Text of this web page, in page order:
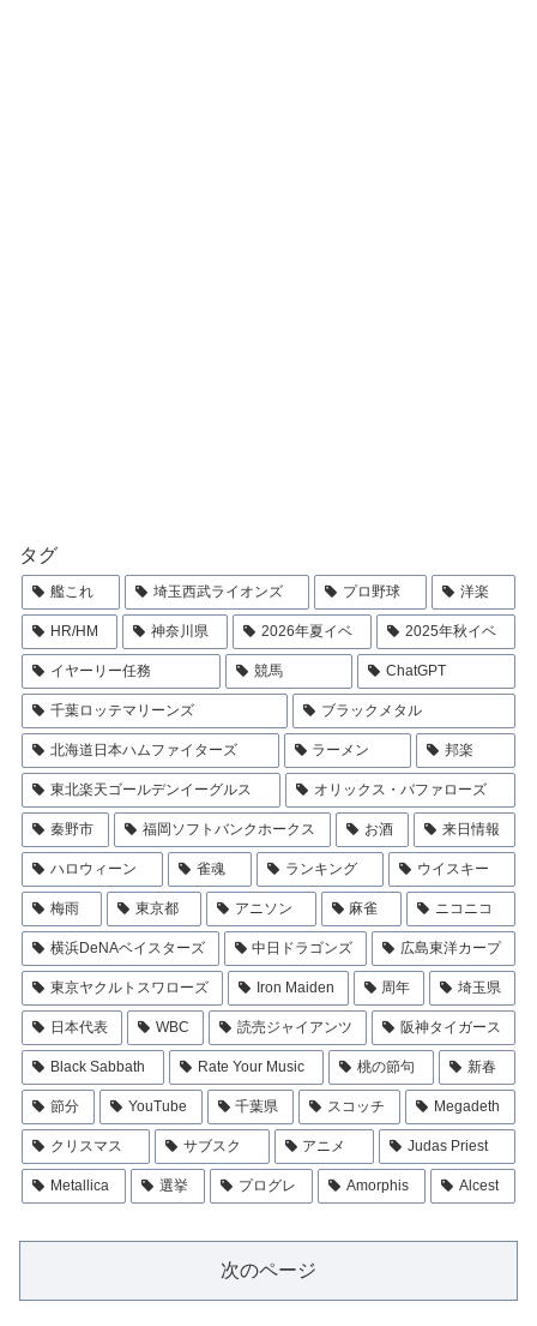
タグ
艦これ 埼玉西武ライオンズ プロ野球 洋楽
HR/HM 神奈川県 2026年夏イベ 2025年秋イベ
イヤーリー任務 競馬 ChatGPT
千葉ロッテマリーンズ ブラックメタル
北海道日本ハムファイターズ ラーメン 邦楽
東北楽天ゴールデンイーグルス オリックス・バファローズ
秦野市 福岡ソフトバンクホークス お酒 来日情報
ハロウィーン 雀魂 ランキング ウイスキー
梅雨 東京都 アニソン 麻雀 ニコニコ
横浜DeNAベイスターズ 中日ドラゴンズ 広島東洋カープ
東京ヤクルトスワローズ Iron Maiden 周年 埼玉県
日本代表 WBC 読売ジャイアンツ 阪神タイガース
Black Sabbath Rate Your Music 桃の節句 新春
節分 YouTube 千葉県 スコッチ Megadeth
クリスマス サブスク アニメ Judas Priest
Metallica 選挙 プログレ Amorphis Alcest
次のページ